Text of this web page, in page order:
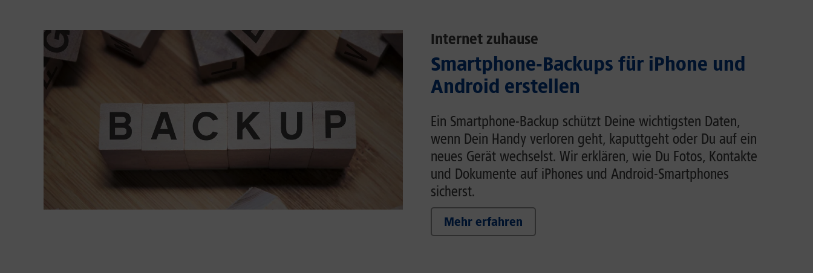
Internet zuhause
Smartphone-Backups für iPhone und
Android erstellen
Ein Smartphone-Backup schützt Deine wichtigsten Daten,
wenn Dein Handy verloren geht, kaputtgeht oder Du auf ein
neues Gerät wechselst. Wir erklären, wie Du Fotos, Kontakte
und Dokumente auf iPhones und Android-Smartphones
sicherst.
Mehr erfahren